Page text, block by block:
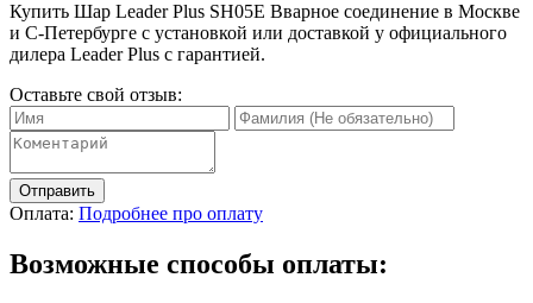
Купить Шар Leader Plus SH05E Вварное соединение в Москве
и С-Петербурге с установкой или доставкой у официального
дилера Leader Plus с гарантией.
Оставьте свой отзыв:
Отправить
Оплата: Подробнее про оплату
Возможные способы оплаты: